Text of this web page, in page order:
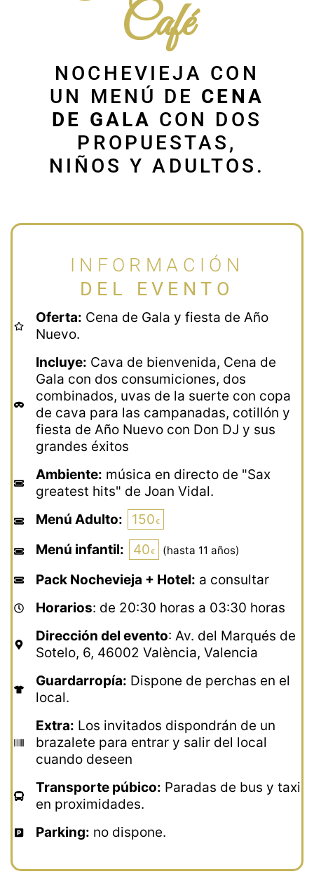
Café
NOCHEVIEJA CON
UN MENÚ DE CENA
DE GALA CON DOS
PROPUESTAS,
NIÑOS Y ADULTOS.
INFORMACIÓN
DEL EVENTO
Oferta: Cena de Gala y fiesta de Año
Nuevo.
Incluye: Cava de bienvenida, Cena de
Gala con dos consumiciones, dos
combinados, uvas de la suerte con copa
de cava para las campanadas, cotillón y
fiesta de Año Nuevo con Don DJ y sus
grandes éxitos
Ambiente: música en directo de "Sax
greatest hits" de Joan Vidal.
Menú Adulto:
150
Menú infantil:
40 (hasta 11 años)
Pack Nochevieja + Hotel: a consultar
Horarios: de 20:30 horas a 03:30 horas
Dirección del evento: Av. del Marqués de
Sotelo, 6, 46002 València, Valencia
Guardarropía: Dispone de perchas en el
local.
Extra: Los invitados dispondrán de un
brazalete para entrar y salir del local
cuando deseen
Transporte púbico: Paradas de bus y taxi
en proximidades.
Parking: no dispone.